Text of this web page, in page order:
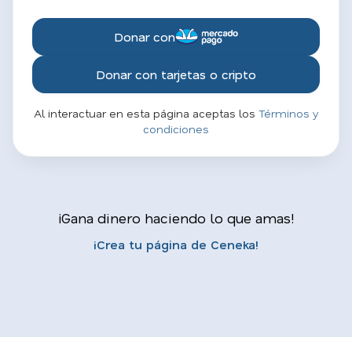
Donar con
Donar con tarjetas o cripto
Al interactuar en esta página aceptas los Términos y
condiciones
¡Gana dinero haciendo lo que amas!
¡Crea tu página de Ceneka!